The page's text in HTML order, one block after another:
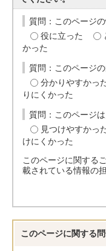
質問：このページ
役に立った
かった
質問：このページ
分かりやすかっ
りにくかった
質問：このページ
見つけやすかっ
けにくかった
このページに関する
載されている情報の
このページに関する